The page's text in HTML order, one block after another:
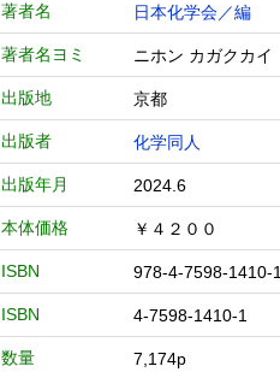
著者名 日本化学会／編
著者名ヨミ ニホン カガクカイ
出版地 京都
出版者 化学同人
出版年月 2024.6
本体価格 ￥４２００
ISBN 978-4-7598-1410-1
ISBN 4-7598-1410-1
数量 7,174p